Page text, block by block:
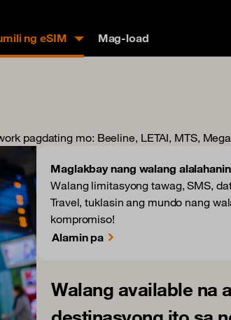
ng eSIM Mag-load
pagdating mo: Beeline, LETAI, MTS,
Maglakbay nang walang
Walang limitasyong tawag, SMS,
Travel, tuklasin ang mundo nang
kompromiso!
Alamin pa
Walang available na